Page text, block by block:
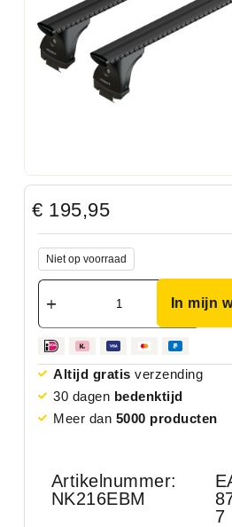
€ 195,95
Niet op voorraad
In mijn
Altijd gratis verzending
30 dagen bedenktijd
Meer dan 5000 producten
Artikelnummer:
NK216EBM
7